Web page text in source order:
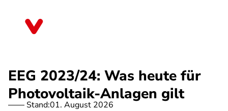
EEG 2023/24: Was heute für
Photovoltaik-Anlagen gilt
Stand:01. August 2026